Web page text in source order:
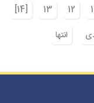
12
13
[14]
انتها